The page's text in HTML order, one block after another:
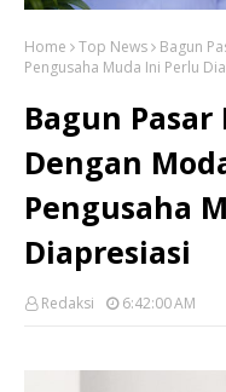
Home Top News
Bagun
Pengusaha Muda Ini Perlu
Bagun
Dengan
Pengusaha
Diapresiasi
Redaksi 6:42:00 AM